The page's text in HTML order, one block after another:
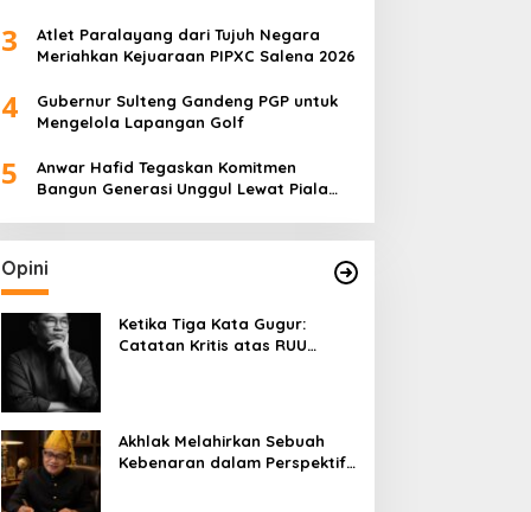
3
Atlet Paralayang dari Tujuh Negara
Meriahkan Kejuaraan PIPXC Salena 2026
4
Gubernur Sulteng Gandeng PGP untuk
Mengelola Lapangan Golf
5
Anwar Hafid Tegaskan Komitmen
Bangun Generasi Unggul Lewat Piala
Opini
Ketika Tiga Kata Gugur:
Catatan Kritis atas RUU
Akhlak Melahirkan Sebuah
Kebenaran dalam Perspektif